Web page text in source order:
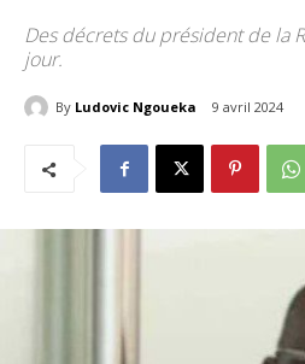
Des décrets du président de la
jour.
By Ludovic Ngoueka 9 avril 2024